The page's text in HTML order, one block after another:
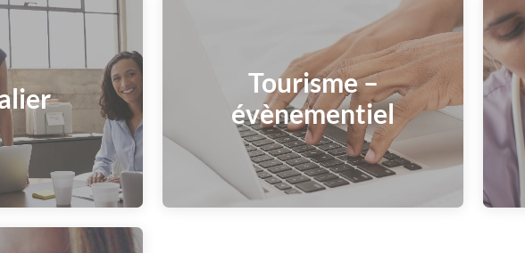
Tourisme –
évènementiel